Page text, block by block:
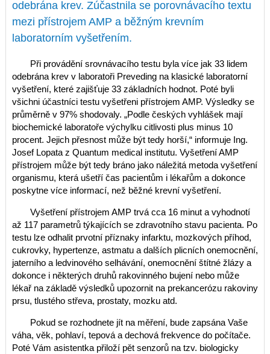
odebrána krev. Zúčastnila se porovnávacího textu
mezi přístrojem AMP a běžným krevním
laboratorním vyšetřením.
Při provádění srovnávacího testu byla více jak 33 lidem
odebrána krev v laboratoři Preveding na klasické laboratorní
vyšetření, které zajišťuje 33 základních hodnot. Poté byli
všichni účastníci testu vyšetřeni přístrojem AMP. Výsledky se
průměrně v 97% shodovaly. „Podle českých vyhlášek mají
biochemické laboratoře výchylku citlivosti plus minus 10
procent. Jejich přesnost může být tedy horší,“ informuje Ing.
Josef Lopata z Quantum medical institutu. Vyšetření AMP
přístrojem může být tedy bráno jako náležitá metoda vyšetření
organismu, která ušetří čas pacientům i lékařům a dokonce
poskytne více informací, než běžné krevní vyšetření.
Vyšetření přístrojem AMP trvá cca 16 minut a vyhodnotí
až 117 parametrů týkajících se zdravotního stavu pacienta. Po
testu lze odhalit prvotní příznaky infarktu, mozkových příhod,
cukrovky, hypertenze, astmatu a dalších plicních onemocnění,
jaterního a ledvinového selhávání, onemocnění štítné žlázy a
dokonce i některých druhů rakovinného bujení nebo může
lékař na základě výsledků upozornit na prekancerózu rakoviny
prsu, tlustého střeva, prostaty, mozku atd.
Pokud se rozhodnete jít na měření, bude zapsána Vaše
váha, věk, pohlaví, tepová a dechová frekvence do počítače.
Poté Vám asistentka přiloží pět senzorů na tzv. biologicky